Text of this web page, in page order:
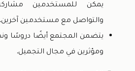
يمكن للمستخدمين
والتواصل مع مستخدمين آخرين.
يتضمن المجتمع أيضًا دروسًا
ومؤثرين في مجال التجميل.